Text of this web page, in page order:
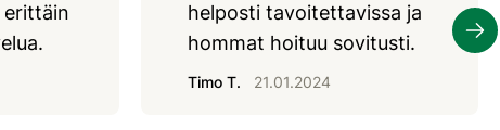
erittäin
helposti tavoitettavissa ja
hommat hoituu sovitusti.
Timo T. 21.01.2024